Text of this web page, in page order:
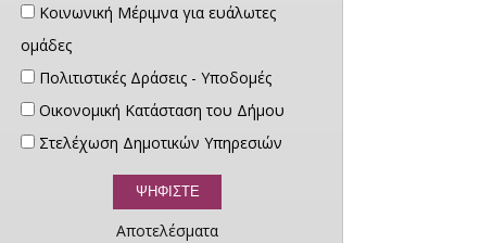
Κοινωνική Μέριμνα για ευάλωτες
ομάδες
Πολιτιστικές Δράσεις - Υποδομές
Οικονομική Κατάσταση του Δήμου
Στελέχωση Δημοτικών Υπηρεσιών
Αποτελέσματα